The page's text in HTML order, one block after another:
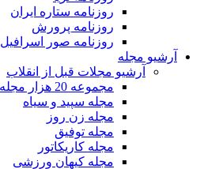
روزنامه ستاره ایران
روزنامه پرورش
روزنامه صور اسرافیل
آرشیو مجله
آرشیو مجلات قبل از انقلاب
مجموعه 20 هزار مجله قدیمی
مجله سپید و سیاه
مجله زن روز
مجله توفیق
مجله کاریکاتور
مجله کیهان ورزشی